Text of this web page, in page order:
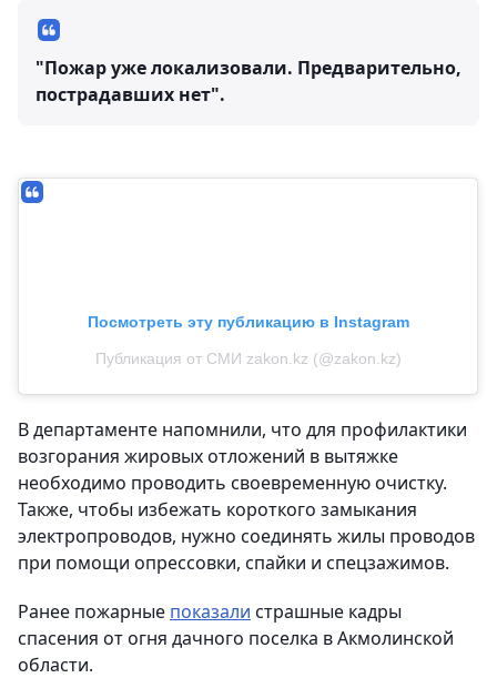
"Пожар уже локализовали. Предварительно,
пострадавших нет".
Посмотреть эту публикацию в Instagram
Публикация от СМИ zakon.kz (@zakon.kz)
В департаменте напомнили, что для профилактики
возгорания жировых отложений в вытяжке
необходимо проводить своевременную очистку.
Также, чтобы избежать короткого замыкания
электропроводов, нужно соединять жилы проводов
при помощи опрессовки, спайки и спецзажимов.
Ранее пожарные показали страшные кадры
спасения от огня дачного поселка в Акмолинской
области.